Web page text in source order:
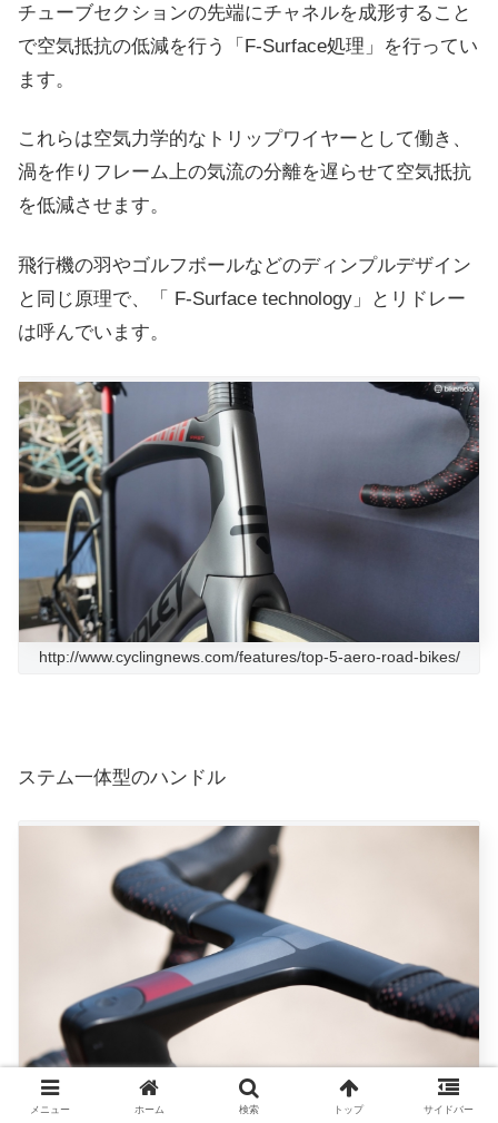
チューブセクションの先端にチャネルを成形すること
で空気抵抗の低減を行う「F-Surface処理」を行ってい
ます。
これらは空気力学的なトリップワイヤーとして働き、
渦を作りフレーム上の気流の分離を遅らせて空気抵抗
を低減させます。
飛行機の羽やゴルフボールなどのディンプルデザイン
と同じ原理で、「
F-Surface technology」とリドレー
は呼んでいます。
http://www.cyclingnews.com/features/top-5-aero-road-bikes/
ステム一体型のハンドル
http://www.cyclingnews.com/features/top-5-aero-road-bikes/
メニュー ホーム 検索 トップ サイドバー